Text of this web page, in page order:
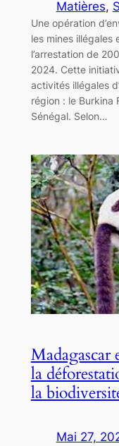
Matières,
Une opération
les mines illégales
l’arrestation de
2024. Cette
activités illégales
région : le Burkina
Sénégal. Selon…
Madagascar
la
la
Mai 27,